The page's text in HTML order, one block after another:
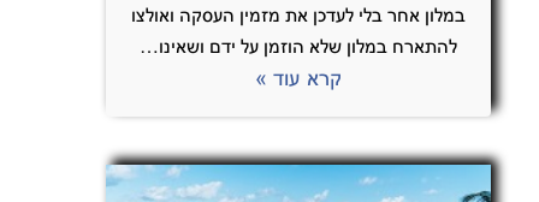
במלון אחר בלי לעדכן את מזמין העסקה ואולצו
להתארח במלון שלא הוזמן על ידם ושאינו…
קרא עוד »